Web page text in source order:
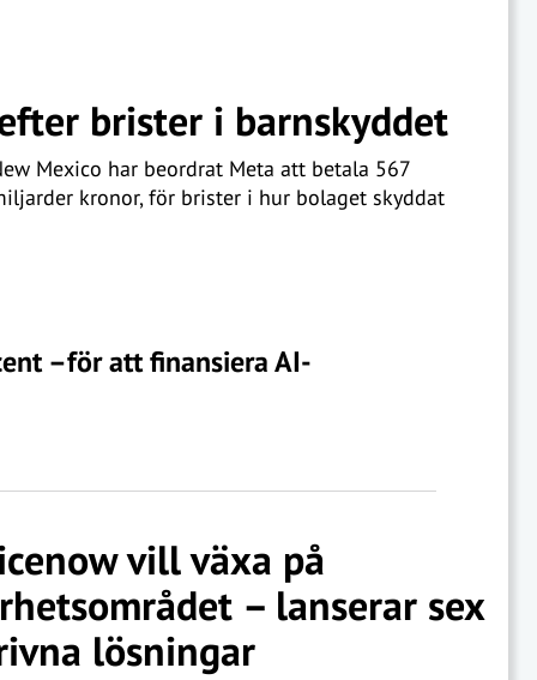
brister i barnskyddet
Mexico har beordrat Meta att betala 567
kronor, för brister i hur bolaget skyddat
–för att finansiera AI-
vill växa på
– lanserar sex
lösningar